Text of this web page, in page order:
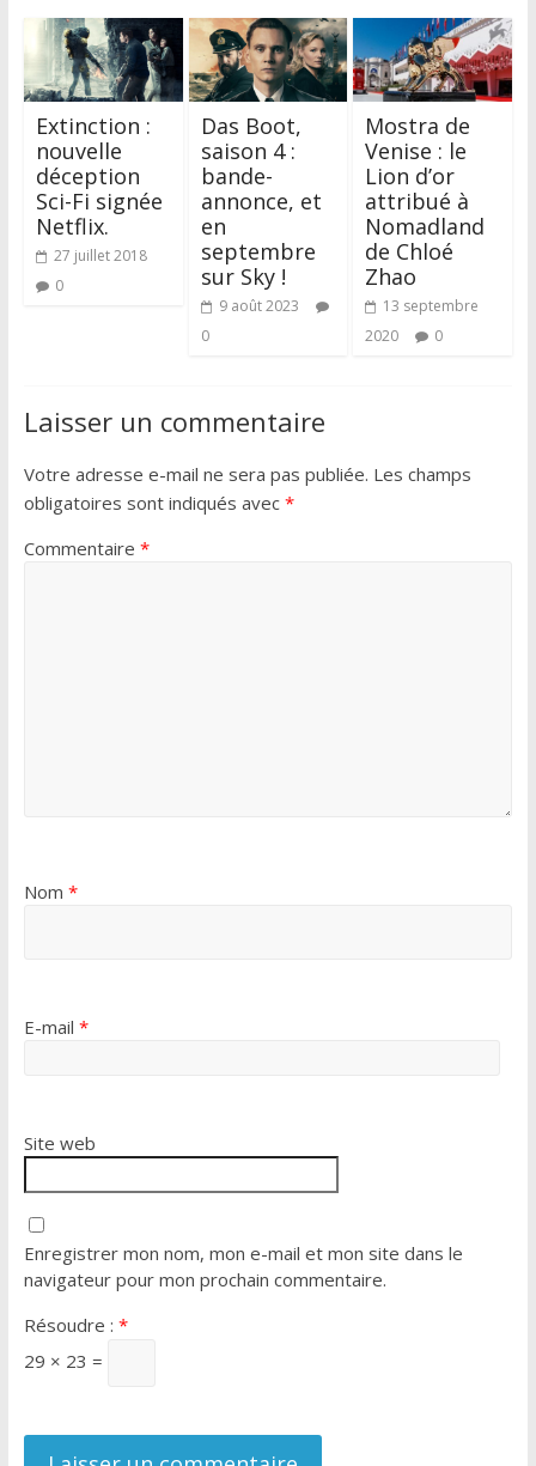
Extinction :
nouvelle
déception
Sci-Fi signée
Netflix.
27 juillet 2018
0
Das Boot,
saison 4 :
bande-
annonce, et
en
septembre
sur Sky !
9 août 2023
0
Mostra de
Venise : le
Lion d’or
attribué à
Nomadland
de Chloé
Zhao
13 septembre
2020
0
Laisser un commentaire
Votre adresse e-mail ne sera pas publiée. Les champs
obligatoires sont indiqués avec *
Commentaire *
Nom *
E-mail *
Site web
Enregistrer mon nom, mon e-mail et mon site dans le
navigateur pour mon prochain commentaire.
Résoudre : *
29 × 23 =